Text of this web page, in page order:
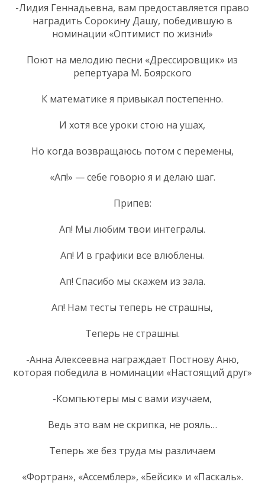
-Лидия Геннадьевна, вам предоставляется право
наградить Сорокину Дашу, победившую в
номинации «Оптимист по жизни!»
Поют на мелодию песни «Дрессировщик» из
репертуара М. Боярского
К математике я привыкал постепенно.
И хотя все уроки стою на ушах,
Но когда возвращаюсь потом с перемены,
«Ап!» — себе говорю я и делаю шаг.
Припев:
Ап! Мы любим твои интегралы.
Ап! И в графики все влюблены.
Ап! Спасибо мы скажем из зала.
Ап! Нам тесты теперь не страшны,
Теперь не страшны.
-Анна Алексеевна награждает Постнову Аню,
которая победила в номинации «Настоящий друг»
-Компьютеры мы с вами изучаем,
Ведь это вам не скрипка, не рояль…
Теперь же без труда мы различаем
«Фортран», «Ассемблер», «Бейсик» и «Паскаль».